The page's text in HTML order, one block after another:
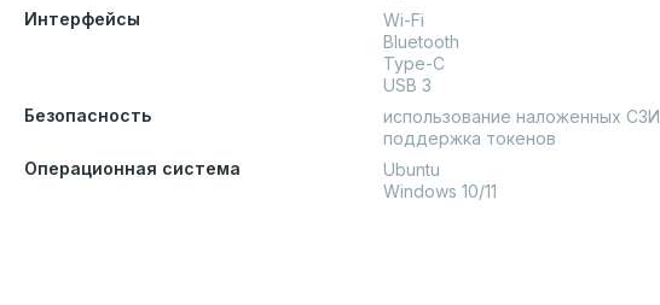
Интерфейсы
Wi-Fi
Bluetooth
Type-C
USB 3
Безопасность
использование наложенных СЗИ
поддержка токенов
Операционная система
Ubuntu
Windows 10/11